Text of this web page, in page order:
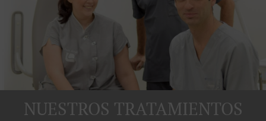
NUESTROS TRATAMIENTOS